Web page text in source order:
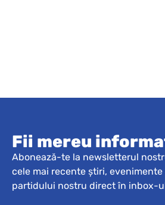
Fii mereu
Abonează-te la newsletterul
cele mai recente știri,
partidului nostru direct în inbox-